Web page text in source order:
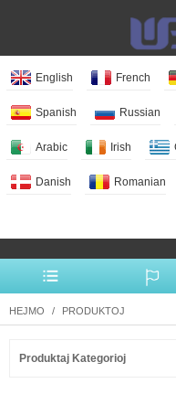
English French
Spanish Russian
Arabic Irish
Danish Romanian
HEJMO PRODUKTOJ
Produktaj Kategorioj